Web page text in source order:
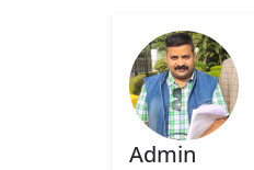
Admin